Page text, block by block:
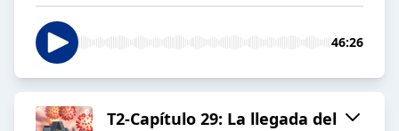
46:26
T2-Capítulo 29: La llegada del